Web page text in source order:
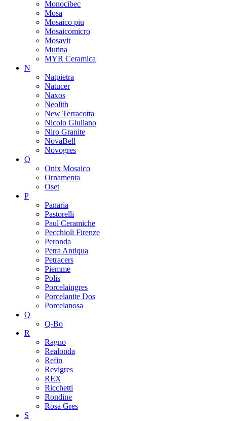
Monocibec
Mosa
Mosaico piu
Mosaicomicro
Mosavit
Mutina
MYR Ceramica
N
Natpietra
Natucer
Naxos
Neolith
New Terracotta
Nicolo Giuliano
Niro Granite
NovaBell
Novogres
O
Onix Mosaico
Ornamenta
Oset
P
Panaria
Pastorelli
Paul Ceramiche
Pecchioli Firenze
Peronda
Petra Antiqua
Petracers
Piemme
Polis
Porcelaingres
Porcelanite Dos
Porcelanosa
Q
Q-Bo
R
Ragno
Realonda
Refin
Revigres
REX
Ricchetti
Rondine
Rosa Gres
S